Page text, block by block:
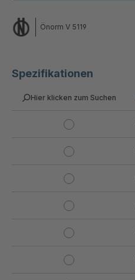
Spezifikationen
Hier klicken zum Suchen
Önorm V 5119